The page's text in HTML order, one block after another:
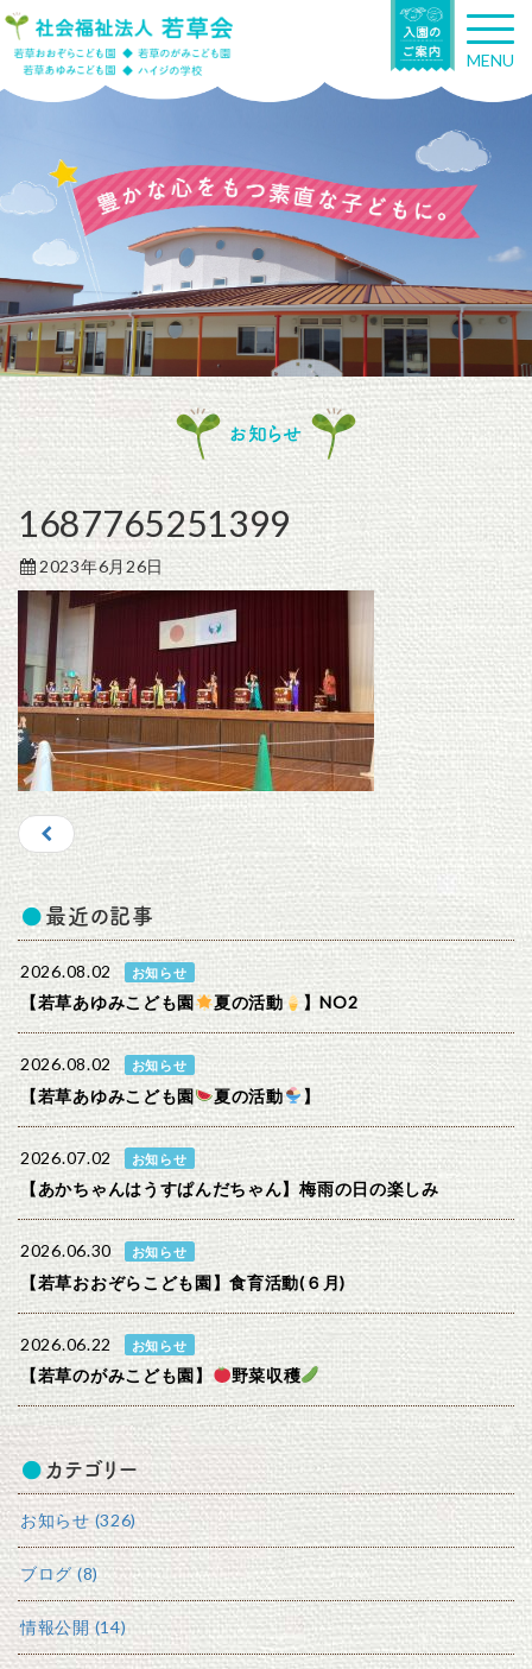
T
o
g
n
g
a
t
n
MENU
お知らせ
1687765251399
2023年6月26日
最近の記事
2026.08.02 お知らせ
【若草あゆみこども園 夏の活動 】NO2
2026.08.02 お知らせ
【若草あゆみこども園 夏の活動 】
2026.07.02 お知らせ
【あかちゃんはうすぱんだちゃん】梅雨の日の楽しみ
2026.06.30 お知らせ
【若草おおぞらこども園】食育活動(６月)
2026.06.22 お知らせ
【若草のがみこども園】 野菜収穫
カテゴリー
お知らせ (326)
ブログ (8)
情報公開 (14)